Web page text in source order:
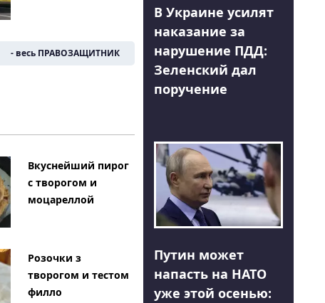
- весь ПРАВОЗАЩИТНИК
Вкуснейший пирог
с творогом и
моцареллой
Розочки з
творогом и тестом
филло
В Украине усилят
наказание за
нарушение ПДД:
Зеленский дал
поручение
Путин может
напасть на НАТО
уже этой осенью: